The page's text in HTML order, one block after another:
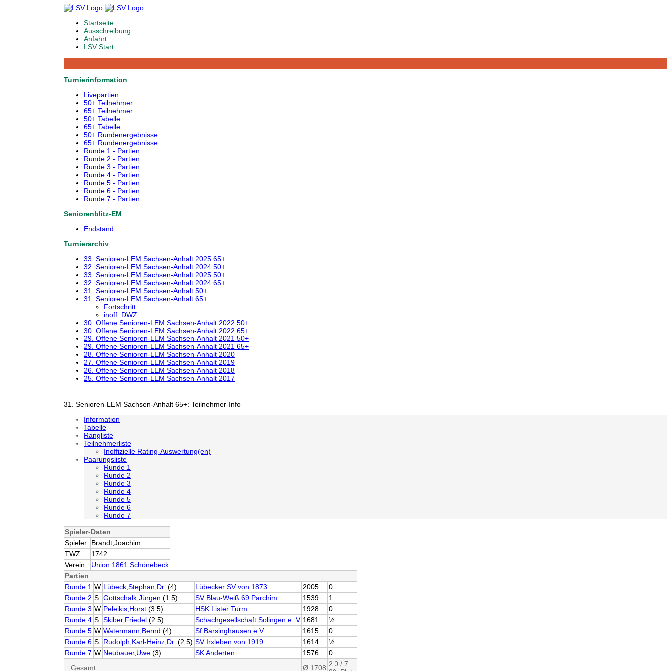
Startseite
Ausschreibung
Anfahrt
LSV Start
Turnierinformation
Livepartien
50+ Teilnehmer
65+ Teilnehmer
50+ Tabelle
65+ Tabelle
50+ Rundenergebnisse
65+ Rundenergebnisse
Runde 1 - Partien
Runde 2 - Partien
Runde 3 - Partien
Runde 4 - Partien
Runde 5 - Partien
Runde 6 - Partien
Runde 7 - Partien
Seniorenblitz-EM
Endstand
Turnierarchiv
33. Senioren-LEM Sachsen-Anhalt 2025 65+
32. Senioren-LEM Sachsen-Anhalt 2024 50+
33. Senioren-LEM Sachsen-Anhalt 2025 50+
32. Senioren-LEM Sachsen-Anhalt 2024 65+
31. Senioren-LEM Sachsen-Anhalt 50+
31. Senioren-LEM Sachsen-Anhalt 65+
Fortschritt
inoff. DWZ
30. Offene Senioren-LEM Sachsen-Anhalt 2022 50+
30. Offene Senioren-LEM Sachsen-Anhalt 2022 65+
29. Offene Senioren-LEM Sachsen-Anhalt 2021 50+
29. Offene Senioren-LEM Sachsen-Anhalt 2021 65+
28. Offene Senioren-LEM Sachsen-Anhalt 2020
27. Offene Senioren-LEM Sachsen-Anhalt 2019
26. Offene Senioren-LEM Sachsen-Anhalt 2018
25. Offene Senioren-LEM Sachsen-Anhalt 2017
31. Senioren-LEM Sachsen-Anhalt 65+: Teilnehmer-Info
Information
Tabelle
Rangliste
Teilnehmerliste
Inoffizielle Rating-Auswertung(en)
Paarungsliste
Runde 1
Runde 2
Runde 3
Runde 4
Runde 5
Runde 6
Runde 7
Spieler-Daten
Spieler: Brandt,Joachim
TWZ:
1742
Verein:
Union 1861 Schönebeck
Partien
Runde 1 W Lübeck,Stephan,Dr. (4) Lübecker SV von 1873 2005
0
Runde 2 S Gottschalk,Jürgen (1.5) SV Blau-Weiß 69 Parchim 1539
1
Runde 3 W Peleikis,Horst (3.5) HSK Lister Turm 1928
0
Runde 4 S Skiber,Friedel (2.5) Schachgesellschaft Solingen e. V 1681
½
Runde 5 W Watermann,Bernd (4) Sf Barsinghausen e.V. 1615
0
Runde 6 S Rudolph,Karl-Heinz,Dr. (2.5) SV Irxleben von 1919 1614
½
Runde 7 W Neubauer,Uwe (3) SK Anderten 1576
0
Gesamt
Ø 1708 2.0 / 7